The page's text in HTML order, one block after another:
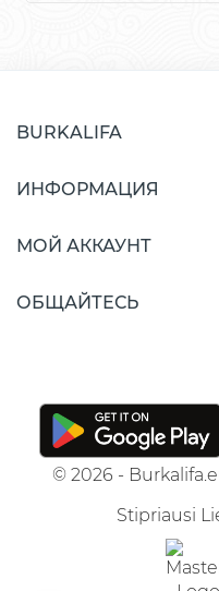
BURKALIFA
ИНФОРМАЦИЯ
МОЙ АККАУНТ
ОБЩАЙТЕСЬ
© 2026 -
Stipriausi